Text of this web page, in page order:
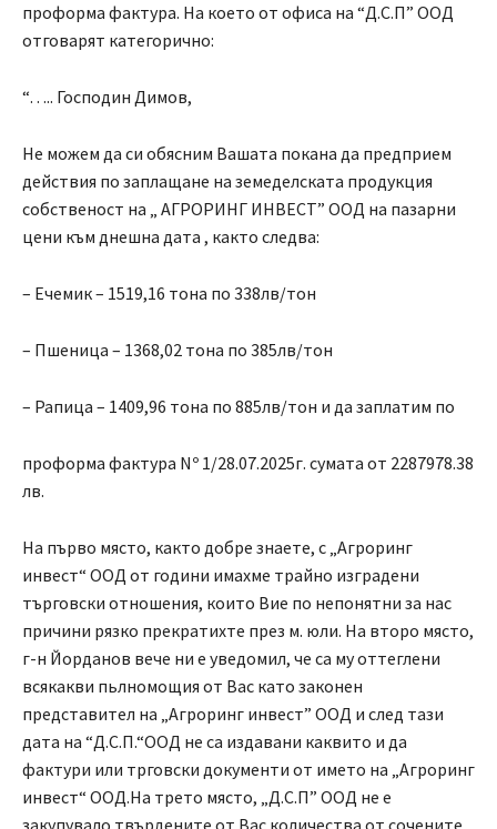
проформа фактура. На което от офиса на “Д.С.П” ООД
отговарят категорично:
“….. Господин Димов,
Не можем да си обясним Вашата покана да предприем
действия по заплащане на земеделската продукция
собственост на „ АГРОРИНГ ИНВЕСТ” ООД на пазарни
цени към днешна дата , както следва:
– Ечемик – 1519,16 тона по 338лв/тон
– Пшеница – 1368,02 тона по 385лв/тон
– Рапица – 1409,96 тона по 885лв/тон и да заплатим по
проформа фактура Nº 1/28.07.2025г. сумата от 2287978.38
лв.
Ha първо място, както добре знаете, с „Агроринг
инвест“ ООД от години имахме трайно изградени
търговски отношения, които Вие по непонятни за нас
причини рязко прекратихте през м. юли. На второ място,
г-н Йорданов вече ни е уведомил, че са му оттеглени
всякакви пьлномощия от Вас като законен
представител на „Агроринг инвест” ООД и след тази
дата на “Д.С.П.“ООД не са издавани каквито и да
фактури или трговски документи от името на „Агроринг
инвест“ ООД.На трето място, „Д.С.П” ООД не е